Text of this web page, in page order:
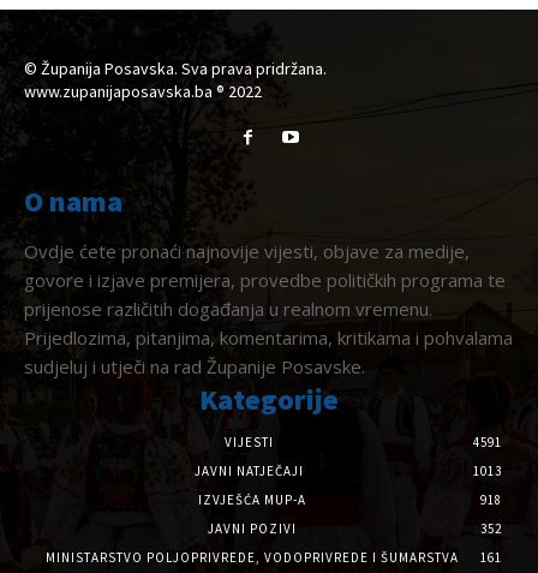
© Županija Posavska. Sva prava pridržana.
www.zupanijaposavska.ba ® 2022
O nama
Ovdje ćete pronaći najnovije vijesti, objave za medije,
govore i izjave premijera, provedbe političkih programa te
prijenose različitih događanja u realnom vremenu.
Prijedlozima, pitanjima, komentarima, kritikama i pohvalama
sudjeluj i utječi na rad Županije Posavske.
Kategorije
VIJESTI
4591
JAVNI NATJEČAJI
1013
IZVJEŠĆA MUP-A
918
JAVNI POZIVI
352
MINISTARSTVO POLJOPRIVREDE, VODOPRIVREDE I ŠUMARSTVA
161